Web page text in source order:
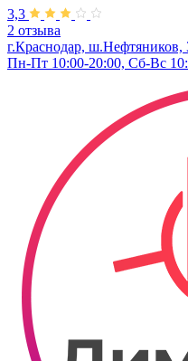
3,3
2 отзыва
г.Краснодар, ш.Нефтяников,
Пн-Пт 10:00-20:00, Сб-Вс